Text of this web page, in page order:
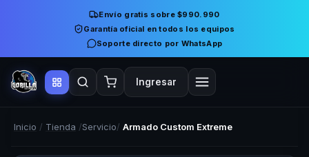
Envío gratis sobre $990.990
Garantía oficial en todos los equipos
Soporte directo por WhatsApp
Ingresar
Inicio / Tienda /Servicio/ Armado Custom Extreme